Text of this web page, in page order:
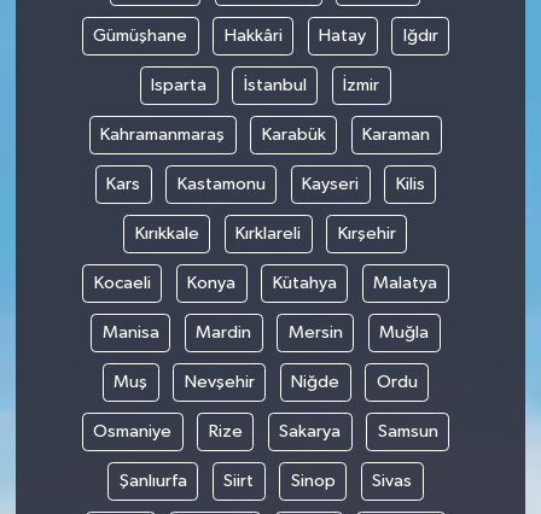
Gümüşhane Hakkâri Hatay Iğdır
Isparta İstanbul İzmir
Kahramanmaraş Karabük Karaman
Kars Kastamonu Kayseri Kilis
Kırıkkale Kırklareli Kırşehir
Kocaeli Konya Kütahya Malatya
Manisa Mardin Mersin Muğla
Muş Nevşehir Niğde Ordu
Osmaniye Rize Sakarya Samsun
Şanlıurfa Siirt Sinop Sivas